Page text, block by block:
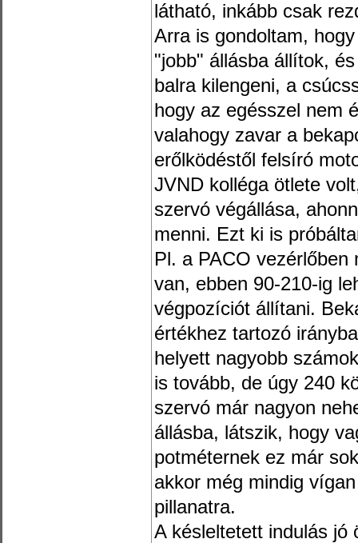
látható, inkább csak
Arra is gondoltam,
"jobb" állásba állítok,
balra kilengeni, a
hogy az egésszel nem
valahogy zavar a
erőlködéstől felsíró
JVND kolléga ötlete
szervó végállása,
menni. Ezt ki is
Pl. a PACO
van, ebben 90-210-ig
végpozíciót állítani.
értékhez tartozó
helyett nagyobb
is tovább, de úgy 240
szervó már nagyon
állásba, látszik, hogy
potméternek ez már
akkor még mindig
pillanatra.
A késleltetett indulás jó